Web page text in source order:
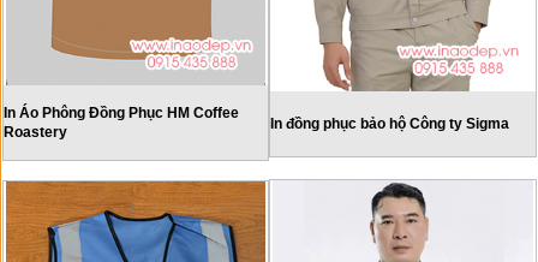
In Áo Phông Đồng Phục HM Coffee
Roastery
In đồng phục bảo hộ Công ty Sigma